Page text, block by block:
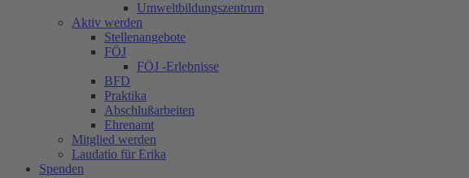
Umweltbildungszentrum
Aktiv werden
Stellenangebote
FÖJ
FÖJ -Erlebnisse
BFD
Praktika
Abschlußarbeiten
Ehrenamt
Mitglied werden
Laudatio für Erika
Spenden